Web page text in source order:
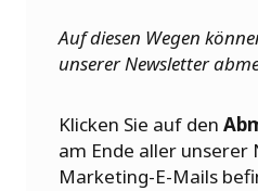
Auf diesen Wegen
unserer Newsletter
Klicken Sie auf den
am Ende aller unserer
Marketing-E-Mails